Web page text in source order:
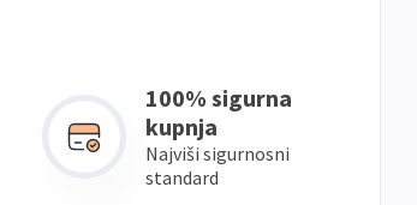
100% sigurna
kupnja
Najviši sigurnosni
standard